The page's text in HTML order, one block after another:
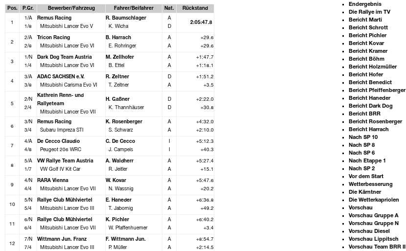
Pos. P.Gr. Bewerber/Fahrzeug Fahrer/Beifahrer Nat. Rückstand
1
1/A
1/8
Remus Racing
Mitsubishi Lancer Evo V
R. Baumschlager
K. Wicha
A
D
2:05:47.8
2
2/A
2/8
Tricon Racing
Mitsubishi Lancer Evo VI
B. Harrach
E. Rohringer
A
A
+29.6
+29.6
3
1/N
1/4
Dark Dog Team Austria
Mitsubishi Lancer Evo VI
M. Zellhofer
B. Ettel
A
A
+1:47.7
+1:18.1
4
3/A
3/8
ADAC SACHSEN e.V.
Mitsubishi Carisma Evo VI
R. Zeltner
T. Zeltner
D
A
+1:51.2
+3.5
5
2/N
2/4
Kathrein Renn- und
Rallyeteam
Mitsubishi Lancer Evo VII
H. Gaßner
K. Thannhäuser
D
D
+2:22.0
+30.8
6
3/N
3/4
Remus Racing
Subaru Impreza STI
K. Rosenberger
S. Schwarz
A
A
+4:32.0
+2:10.0
7
4/A
4/8
De Cecco Claudio
Peugeot 206 WRC
C. De Cecco
J. Campeis
+5:12.3
+40.3
8
5/A
1/7
VW Rallye Team Austria
VW Golf IV Kit Car
A. Waldherr
R. Jeitler
A
A
+5:27.4
+15.1
9
4/N
4/4
RARA Vienna
Mitsubishi Lancer Evo VII
W. Kovar
N. Wassnig
A
A
+5:47.6
+20.2
10
5/N
5/4
Rallye Club Mühlviertel
Mitsubishi Lancer Evo III
E. Haneder
T. Jabornig
A
A
+6:36.8
+49.2
11
6/N
6/4
Rallye Club Mühlviertel
Mitsubishi Lancer Evo VII
K. Pichler
W. Pfaffenhuemer
A
A
+6:40.2
+3.4
12
7/N
7/4
Wittmann Jun. Franz
Mitsubishi Lancer Evo III
F. Wittmann Jun.
P. Müller
A
A
+8:54.7
+2:14.5
Endergebnis
Die Rallye im TV
Bericht Marti
Bericht Schrott
Bericht Pichler
Bericht Kovar
Bericht Kramer
Bericht Böhm
Bericht Holzmüller
Bericht Hofer
Bericht Benedict
Bericht Pfeiffenberger
Bericht Haneder
Bericht Dark Dog
Bericht BRR
Bericht Rosenberger
Bericht Harrach
Nach SP 10
Nach SP 8
Nach SP 6
Nach Etappe 1
Nach SP 2
Vor dem Start
Wetterbesserung
Die Kärntner
Die Wetterkapriolen
Vorschau
Vorschau Gruppe A
Vorschau Gruppe N
Vorschau Diesel
Vorschau Lippitsch
Vorschau Team BRR II